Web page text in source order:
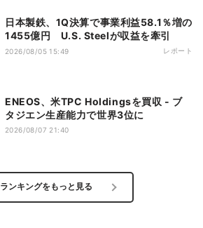
日本製鉄、1Q決算で事業利益58.1％増の
1455億円 U.S. Steelが収益を牽引
2026/08/05 15:49 レポート
ENEOS、米TPC Holdingsを買収 - ブ
タジエン生産能力で世界3位に
2026/08/07 21:40
ランキングをもっと見る